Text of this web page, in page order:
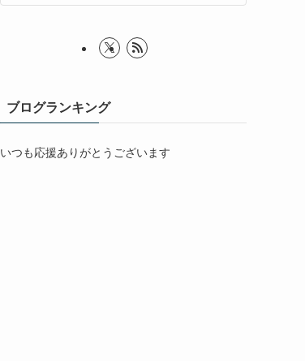
ブログランキング
いつも応援ありがとうございます